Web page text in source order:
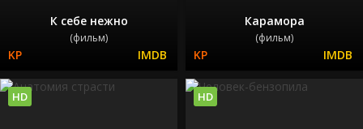
К себе нежно
(фильм)
Карамора
(фильм)
HD HD